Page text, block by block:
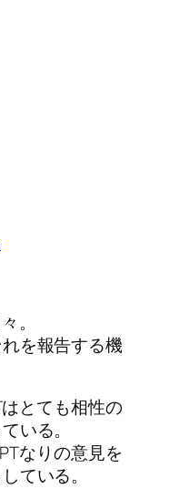
。
を報告する機
とても相性の
いる。
なりの意見を
ている。